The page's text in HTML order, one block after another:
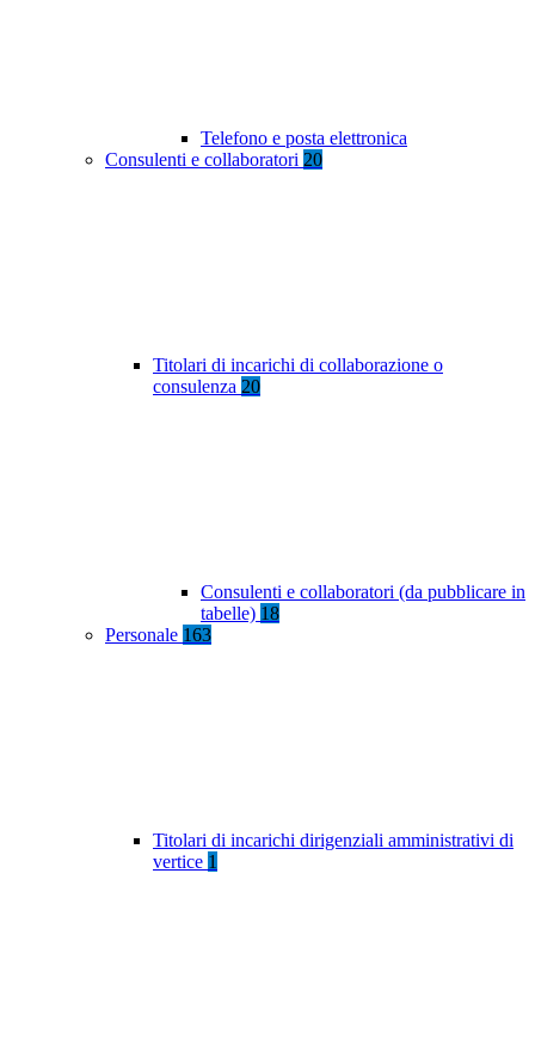
Telefono e posta elettronica
Consulenti e collaboratori 20
Titolari di incarichi di collaborazione o
consulenza 20
Consulenti e collaboratori (da pubblicare in
tabelle) 18
Personale 163
Titolari di incarichi dirigenziali amministrativi di
vertice 1